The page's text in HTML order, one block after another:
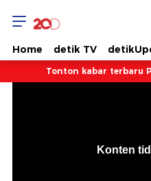
Home detik TV
Tonton kabar terbaru
Konten